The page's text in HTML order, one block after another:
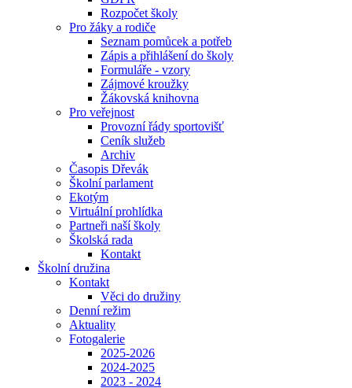
Rozpočet školy
Pro žáky a rodiče
Seznam pomůcek a potřeb
Zápis a přihlášení do školy
Formuláře - vzory
Zájmové kroužky
Žákovská knihovna
Pro veřejnost
Provozní řády sportovišť
Ceník služeb
Archiv
Časopis Dřevák
Školní parlament
Ekotým
Virtuální prohlídka
Partneři naší školy
Školská rada
Kontakt
Školní družina
Kontakt
Věci do družiny
Denní režim
Aktuality
Fotogalerie
2025-2026
2024-2025
2023 - 2024